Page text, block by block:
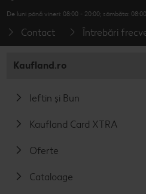
De luni până vineri: 08:00 - 20:00; sâmbăta:
Contact Întrebări
Kaufland.ro
Ieftin și Bun
Kaufland Card XTRA
Oferte
Cataloage